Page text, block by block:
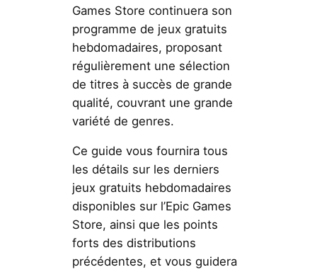
Games Store continuera son
programme de jeux gratuits
hebdomadaires, proposant
régulièrement une sélection
de titres à succès de grande
qualité, couvrant une grande
variété de genres.
Ce guide vous fournira tous
les détails sur les derniers
jeux gratuits hebdomadaires
disponibles sur l’Epic Games
Store, ainsi que les points
forts des distributions
précédentes, et vous guidera